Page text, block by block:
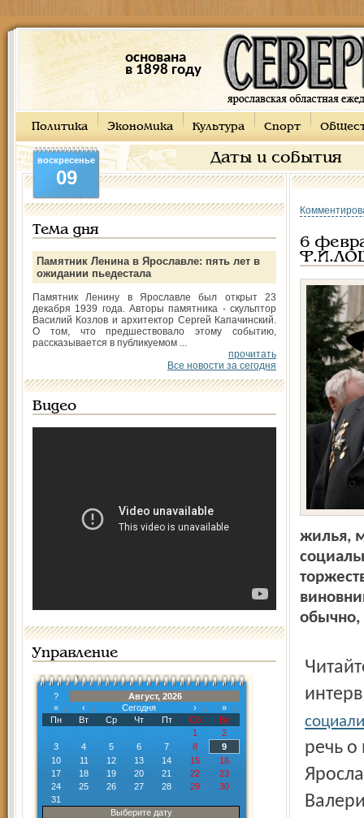
основана
в 1898 году
Политика Экономика Культура Спорт
Даты и события
воскресенье
09
Тема дня
Памятник Ленина в Ярославле: пять лет в
ожидании пьедестала
Памятник Ленину в Ярославле был открыт 23
декабря 1939 года. Авторы памятника - скульптор
Василий Козлов и архитектор Сергей Капачинский.
О том, что предшествовало этому событию,
рассказывается в публикуемом ...
прочитать
Все новости за сегодня
Видео
Управление
?
Август, 2026
«
‹ Сегодня ›
»
Пн
Вт Ср Чт Пт Сб
Вс
1
2
3
4 5 6 7 8
9
10
11 12 13 14 15
16
17
18 19 20 21 22
23
24
25 26 27 28 29
30
31
Выберите дату
6
жилья,
обычно,
Читайте опубликованное в "Северном крае" 10 лет назад
речь о